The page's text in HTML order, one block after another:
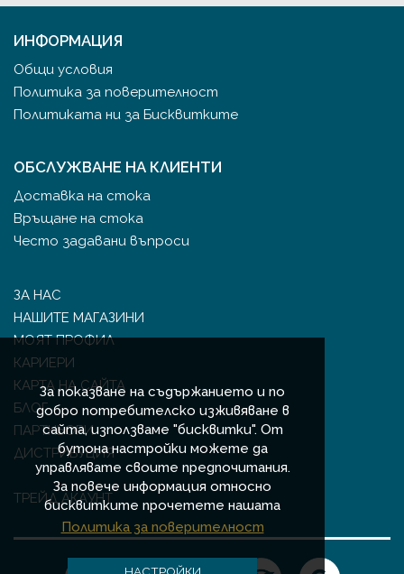
За показване на съдържанието и по
добро потребителско изживяване в
сайта, използваме "бисквитки". От
бутона настройки можете да
управлявате своите предпочитания.
За повече информация относно
бисквитките прочетете нашата
Политика за поверителност
ИНФОРМАЦИЯ
Общи условия
Политика за поверителност
Политиката ни за Бисквитките
ОБСЛУЖВАНЕ НА КЛИЕНТИ
Доставка на стока
Връщане на стока
Често задавани въпроси
ЗА НАС
НАШИТЕ МАГАЗИНИ
МОЯТ ПРОФИЛ
КАРИЕРИ
КАРТА НА САЙТА
БЛОГ
ПАРТНЬОРИ
ДИСТРИБУЦИЯ
ТРЕЙД АКАУНТ